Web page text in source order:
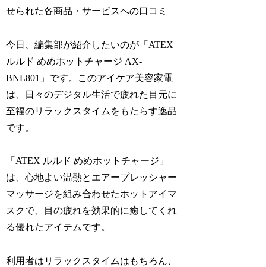
せられた各商品・サービスへの口コミ
今日、編集部が紹介したいのが「ATEX
ルルド めめホットチャージ AX-
BNL801」です。このアイケア美容家電
は、日々のデジタル生活で疲れた目元に
至福のリラックスタイムをもたらす逸品
です。
「ATEX ルルド めめホットチャージ」
は、心地よい温熱とエアープレッシャー
マッサージを組み合わせたホットアイマ
スクで、目の疲れを効果的に癒してくれ
る優れたアイテムです。
利用者はリラックスタイムはもちろん、